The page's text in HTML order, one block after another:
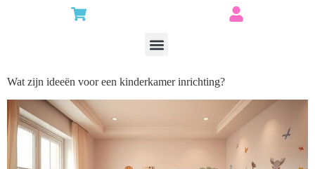
Wat zijn ideeën voor een kinderkamer inrichting?